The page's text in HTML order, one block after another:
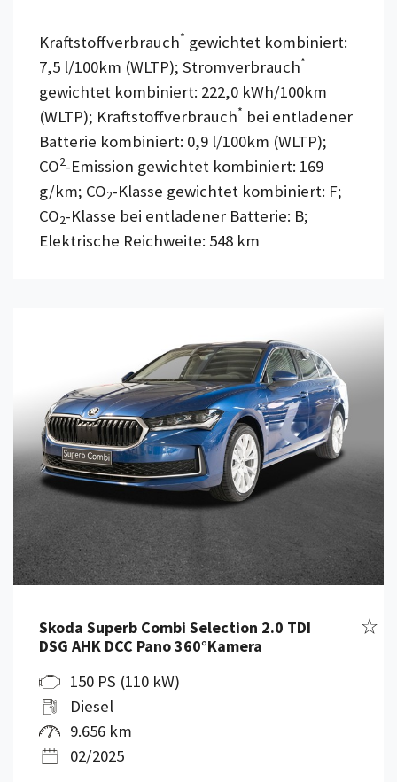
Kraftstoffverbrauch* gewichtet kombiniert:
7,5 l/100km (WLTP); Stromverbrauch*
gewichtet kombiniert: 222,0 kWh/100km
(WLTP); Kraftstoffverbrauch* bei entladener
Batterie kombiniert: 0,9 l/100km (WLTP);
CO2-Emission gewichtet kombiniert: 169
g/km; CO2-Klasse gewichtet kombiniert: F;
CO2-Klasse bei entladener Batterie: B;
Elektrische Reichweite: 548 km
Skoda Superb Combi Selection 2.0 TDI
DSG AHK DCC Pano 360°Kamera
150 PS (110 kW)
Diesel
9.656 km
02/2025